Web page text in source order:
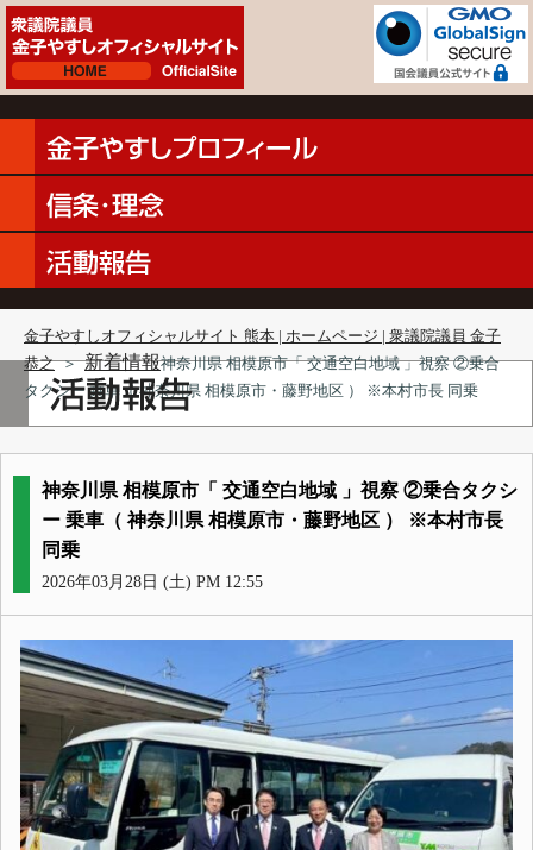
金子やすしオフィシャルサイト 熊本 | ホームページ | 衆議院議員 金子
恭之 ＞ 新着情報神奈川県 相模原市「 交通空白地域 」視察 ②乗合
タクシー 乗車（ 神奈川県 相模原市・藤野地区 ） ※本村市長 同乗
神奈川県 相模原市「 交通空白地域 」視察 ②乗合タクシ
ー 乗車（ 神奈川県 相模原市・藤野地区 ） ※本村市長
同乗
2026年03月28日 (土) PM 12:55